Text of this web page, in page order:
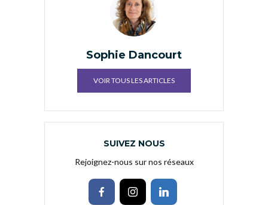
Sophie Dancourt
VOIR TOUS LES ARTICLES
SUIVEZ NOUS
Rejoignez-nous sur nos réseaux